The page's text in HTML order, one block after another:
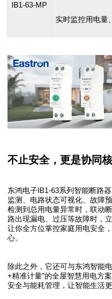
IB1-63-MP
实时监控用电量
不止安全，更是协同
东鸿电子IB1-63系列智能断路
监测、电路状态可视化、故障
检测到总用电量异常时，联动
路出现漏电、过压等故障时，
让你全方位掌控家庭用电安全
心。
除此之外，它还可与东鸿智能
+精准计量”的全屋智慧用电方
安全与能耗管理，让智能生活更